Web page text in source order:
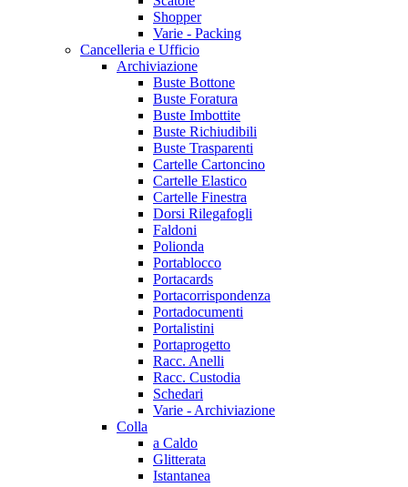
Shopper
Varie - Packing
Cancelleria e Ufficio
Archiviazione
Buste Bottone
Buste Foratura
Buste Imbottite
Buste Richiudibili
Buste Trasparenti
Cartelle Cartoncino
Cartelle Elastico
Cartelle Finestra
Dorsi Rilegafogli
Faldoni
Polionda
Portablocco
Portacards
Portacorrispondenza
Portadocumenti
Portalistini
Portaprogetto
Racc. Anelli
Racc. Custodia
Schedari
Varie - Archiviazione
Colla
a Caldo
Glitterata
Istantanea